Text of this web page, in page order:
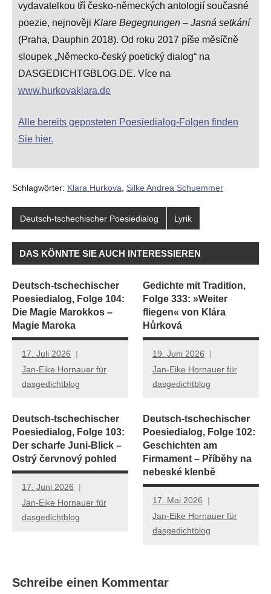
vydavatelkou tří česko-německých antologií současné
poezie, nejnověji Klare Begegnungen – Jasná setkání
(Praha, Dauphin 2018). Od roku 2017 píše měsíčně
sloupek „Německo-český poetický dialog“ na
DASGEDICHTGBLOG.DE. Více na
www.hurkovaklara.de
Alle bereits geposteten Poesiedialog-Folgen finden
Sie hier.
Schlagwörter: Klara Hurkova, Silke Andrea Schuemmer
Deutsch-tschechischer Poesiedialog Lyrik
DAS KÖNNTE SIE AUCH INTERESSIEREN
Deutsch-tschechischer
Poesiedialog, Folge 104:
Die Magie Marokkos –
Magie Maroka
17. Juli 2026
Jan-Eike Hornauer für
dasgedichtblog
Gedichte mit Tradition,
Folge 333: »Weiter
fliegen« von Klára
Hůrková
19. Juni 2026
Jan-Eike Hornauer für
dasgedichtblog
Deutsch-tschechischer
Poesiedialog, Folge 103:
Der scharfe Juni-Blick –
Ostrý červnový pohled
17. Juni 2026
Jan-Eike Hornauer für
dasgedichtblog
Deutsch-tschechischer
Poesiedialog, Folge 102:
Geschichten am
Firmament – Příběhy na
nebeské klenbě
17. Mai 2026
Jan-Eike Hornauer für
dasgedichtblog
Schreibe einen Kommentar